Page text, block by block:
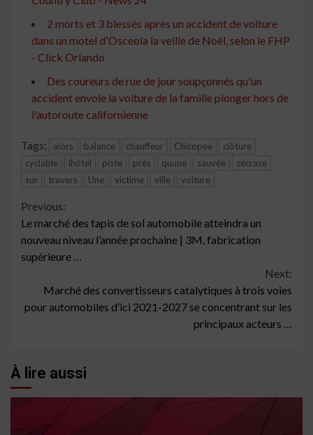
2 morts et 3 blessés après un accident de voiture
dans un motel d'Osceola la veille de Noël, selon le FHP
- Click Orlando
Des coureurs de rue de jour soupçonnés qu'un
accident envoie la voiture de la famille plonger hors de
l'autoroute californienne
Tags: alors balance chauffeur Chicopee
clôture
cyclable
lhôtel piste près quune sauvée
sécrase
sur
travers Une victime ville voiture
Continue
Reading
Previous:
Le marché des tapis de sol automobile atteindra un
nouveau niveau l’année prochaine | 3M, fabrication
supérieure …
Next:
Marché des convertisseurs catalytiques à trois voies
pour automobiles d’ici 2021-2027 se concentrant sur les
principaux acteurs …
À lire aussi